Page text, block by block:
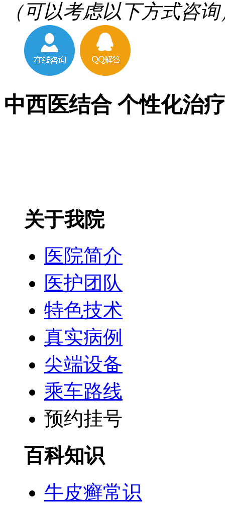
（可以考虑以下方式咨询
中西医结合 个性化治
关于我院
医院简介
医护团队
特色技术
真实病例
尖端设备
乘车路线
预约挂号
百科知识
牛皮癣常识